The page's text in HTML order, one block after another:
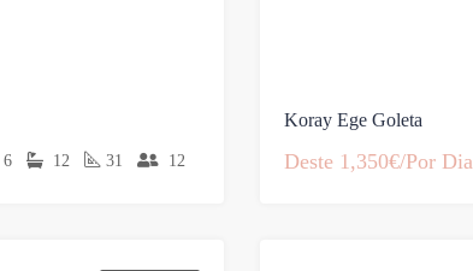
6 12 31 12
Koray Ege Goleta
Deste 1,350€/Por Dia